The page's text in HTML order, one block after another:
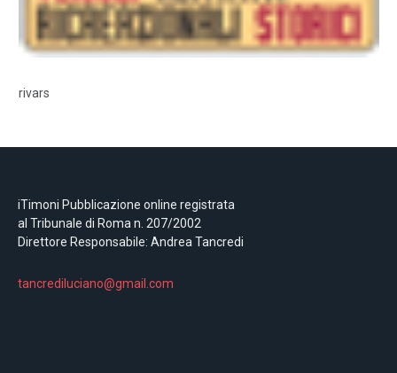
rivars
iTimoni Pubblicazione online registrata
al Tribunale di Roma n. 207/2002
Direttore Responsabile: Andrea Tancredi
tancrediluciano@gmail.com